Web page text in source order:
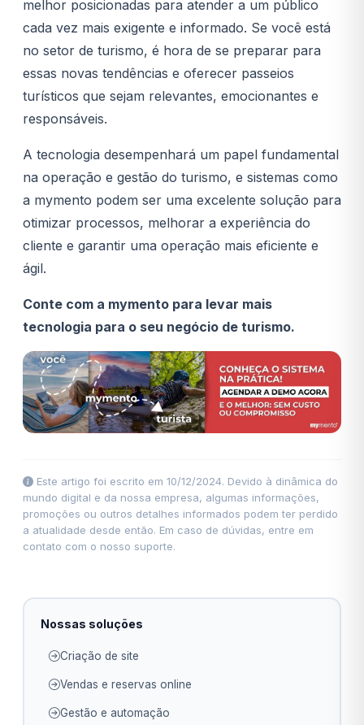
melhor posicionadas para atender a um público
cada vez mais exigente e informado. Se você está
no setor de turismo, é hora de se preparar para
essas novas tendências e oferecer passeios
turísticos que sejam relevantes, emocionantes e
responsáveis.
A tecnologia desempenhará um papel fundamental
na operação e gestão do turismo, e sistemas como
a mymento podem ser uma excelente solução para
otimizar processos, melhorar a experiência do
cliente e garantir uma operação mais eficiente e
ágil.
Conte com a mymento para levar mais
tecnologia para o seu negócio de turismo.
Este artigo foi escrito em 10/12/2024. Devido à dinâmica do
mundo digital e da nossa empresa, algumas informações,
promoções ou outros detalhes informados podem ter perdido
a atualidade desde então. Em caso de dúvidas, entre em
contato com o nosso suporte.
Nossas soluções
Criação de site
Vendas e reservas online
Gestão e automação